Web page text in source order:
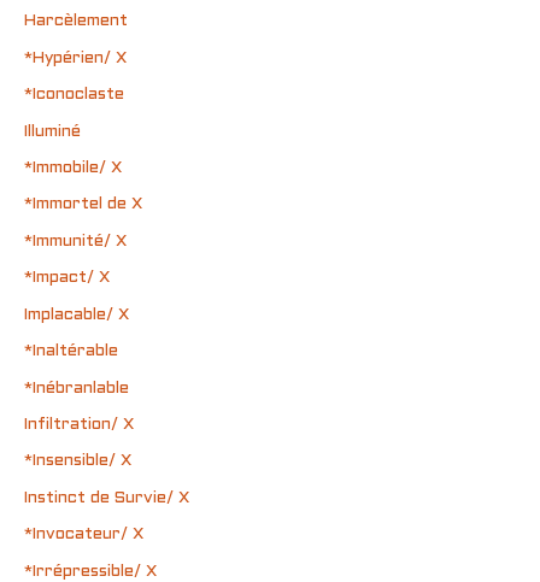
Harcèlement
*Hypérien/ X
*Iconoclaste
Illuminé
*Immobile/ X
*Immortel de X
*Immunité/ X
*Impact/ X
Implacable/ X
*Inaltérable
*Inébranlable
Infiltration/ X
*Insensible/ X
Instinct de Survie/ X
*Invocateur/ X
*Irrépressible/ X